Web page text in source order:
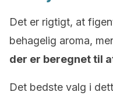
Det er rigtigt, at
behagelig aroma,
der er beregnet til
Det bedste valg i